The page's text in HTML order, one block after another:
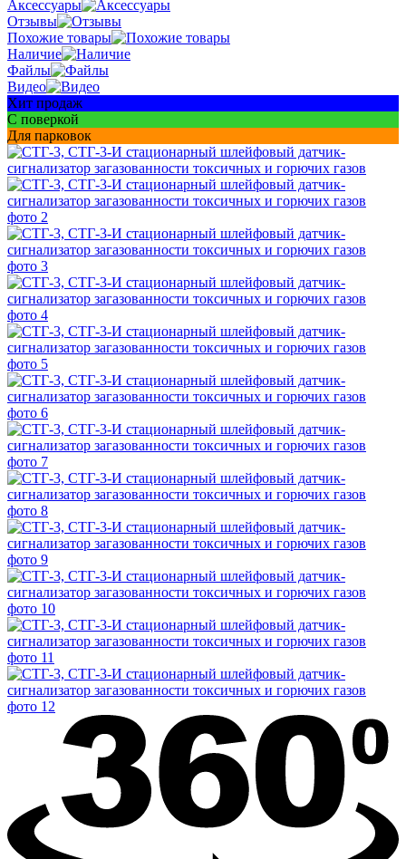
Аксессуары
Отзывы
Похожие товары
Наличие
Файлы
Видео
Хит продаж
С поверкой
Для парковок